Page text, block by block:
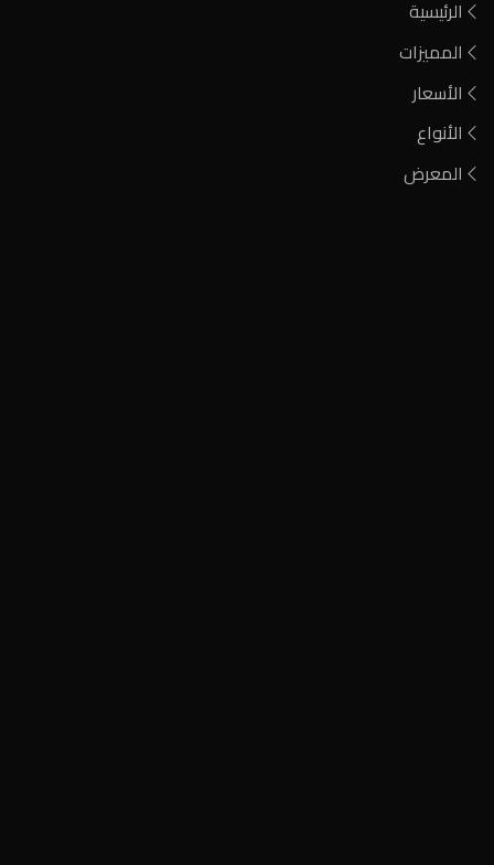
الرئيسية
المميزات
الأسعار
الأنواع
المعرض